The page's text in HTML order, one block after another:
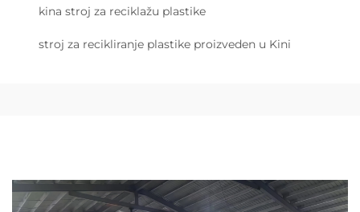
kina stroj za reciklažu plastike
stroj za recikliranje plastike proizveden u Kini